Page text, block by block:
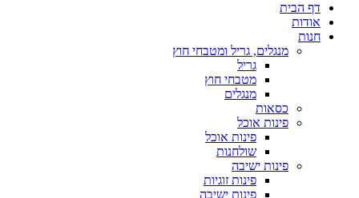
דף הבית
אודות
חנות
מנגלים, גריל ומטבחי חוץ
גריל
מטבחי חוץ
מנגלים
כסאות
פינות אוכל
פינות אוכל
שולחנות
פינות ישיבה
פינות זוגיות
פינות ישיבה